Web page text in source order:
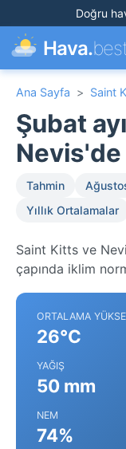
Doğru
Hava.
Ana Sayfa > Saint
Şubat
Tahmin
Yıllık Ortalamalar
Saint Kitts ve
çapında iklim
ORTALAMA
26°C
YAĞIŞ
50 mm
NEM
74%